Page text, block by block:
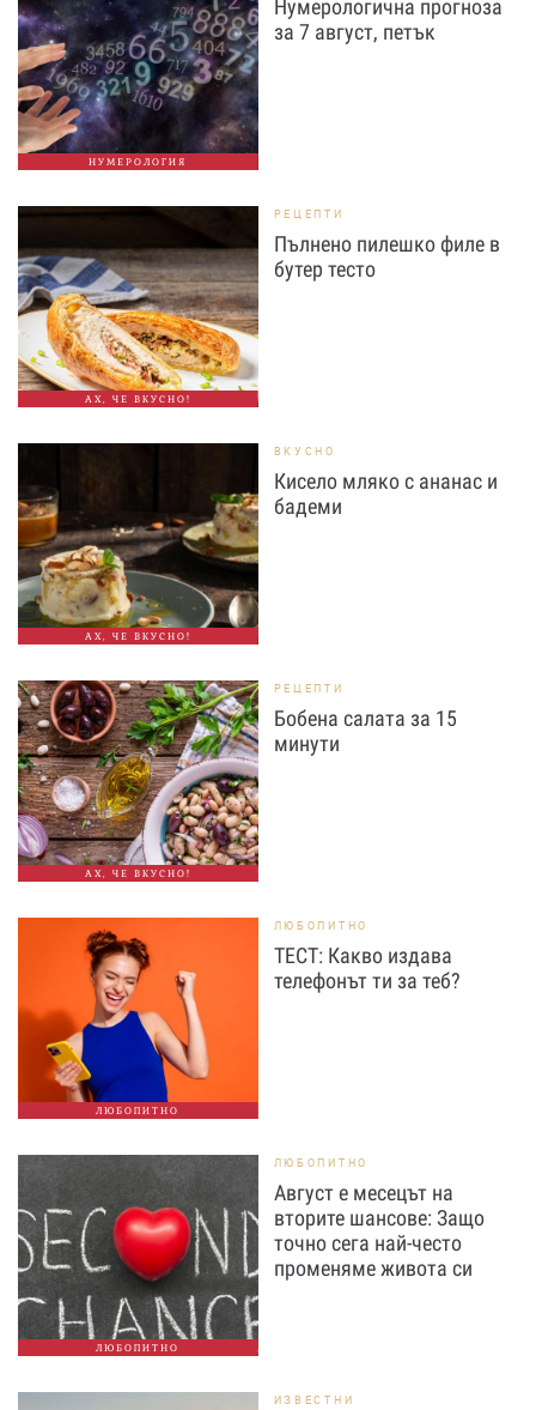
НУМЕРОЛОГИЯ
Нумерологична прогноза
за 7 август, петък
АХ, ЧЕ ВКУСНО!
РЕЦЕПТИ
Пълнено пилешко филе в
бутер тесто
АХ, ЧЕ ВКУСНО!
ВКУСНО
Кисело мляко с ананас и
бадеми
АХ, ЧЕ ВКУСНО!
РЕЦЕПТИ
Бобена салата за 15
минути
ЛЮБОПИТНО
ЛЮБОПИТНО
ТЕСТ: Какво издава
телефонът ти за теб?
ЛЮБОПИТНО
ЛЮБОПИТНО
Август е месецът на
вторите шансове: Защо
точно сега най-често
променяме живота си
ИЗВЕСТНИ